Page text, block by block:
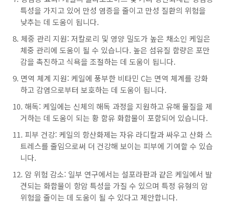
특성을 가지고 있어 만성 염증을 줄이고 만성 질환의 위험을
낮추는 데 도움이 됩니다.
체중 관리 지원: 저칼로리 및 영양 밀도가 높은 채소인 케일은
체중 관리에 도움이 될 수 있습니다. 높은 섬유질 함량은 포만
감을 촉진하고 식욕을 조절하는 데 도움이 됩니다.
면역 체계 지원: 케일에 풍부한 비타민 C는 면역 체계를 강화
하고 감염으로부터 보호하는 데 도움이 됩니다.
해독: 케일에는 신체의 해독 과정을 지원하고 유해 물질을 제
거하는 데 도움이 되는 황 함유 화합물이 포함되어 있습니다.
피부 건강: 케일의 항산화제는 자유 라디칼과 싸우고 산화 스
트레스를 줄임으로써 더 건강해 보이는 피부에 기여할 수 있습
니다.
암 위험 감소: 일부 연구에서는 설포라판과 같은 케일에서 발
견되는 화합물이 항암 특성을 가질 수 있으며 특정 유형의 암
위험을 줄이는 데 도움이 될 수 있다고 제안합니다.